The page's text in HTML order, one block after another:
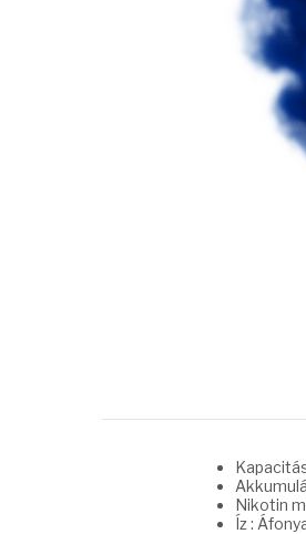
Nikotin
Íz :